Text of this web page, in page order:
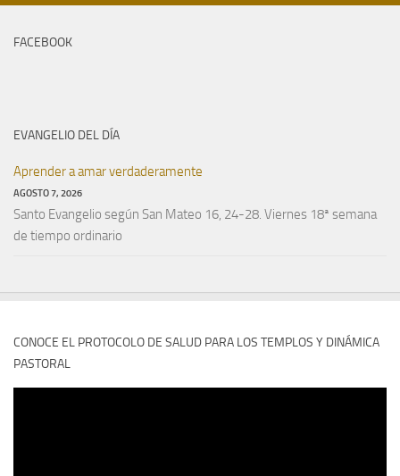
FACEBOOK
EVANGELIO DEL DÍA
Aprender a amar verdaderamente
AGOSTO 7, 2026
Santo Evangelio según San Mateo 16, 24-28. Viernes 18ª semana
de tiempo ordinario
CONOCE EL PROTOCOLO DE SALUD PARA LOS TEMPLOS Y DINÁMICA
PASTORAL